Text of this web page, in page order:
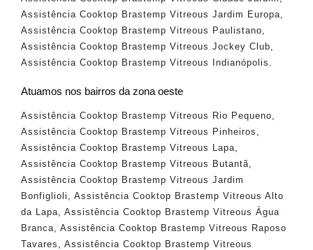
Assistência Cooktop Brastemp Vitreous Jardim Europa
Assistência Cooktop Brastemp Vitreous Paulistano
Assistência Cooktop Brastemp Vitreous Jockey Club
Assistência Cooktop Brastemp Vitreous Indianópolis
Atuamos nos bairros da zona oeste
Assistência Cooktop Brastemp Vitreous Rio Pequeno,
Assistência Cooktop Brastemp Vitreous Pinheiros ,
Assistência Cooktop Brastemp Vitreous Lapa,
Assistência Cooktop Brastemp Vitreous Butantã,
Assistência Cooktop Brastemp Vitreous Jardim
Bonfiglioli , Assistência Cooktop Brastemp Vitreous Alto
da Lapa, Assistência Cooktop Brastemp Vitreous Água
Branca, Assistência Cooktop Brastemp Vitreous Raposo
Tavares , Assistência Cooktop Brastemp Vitreous